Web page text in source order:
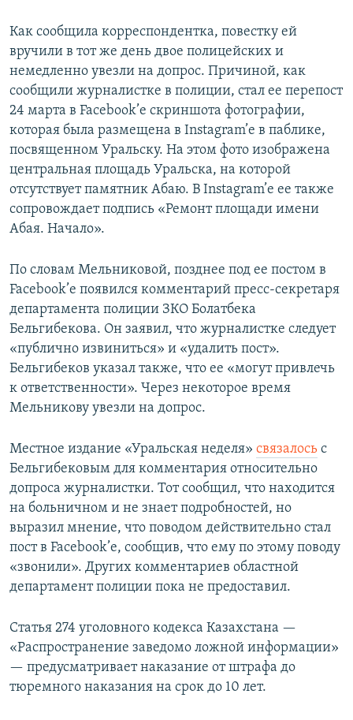
Как сообщила корреспондентка, повестку ей
вручили в тот же день двое полицейских и
немедленно увезли на допрос. Причиной, как
сообщили журналистке в полиции, стал ее перепост
24 марта в Facebook’е скриншота фотографии,
которая была размещена в Instagram’е в паблике,
посвященном Уральску. На этом фото изображена
центральная площадь Уральска, на которой
отсутствует памятник Абаю. В Instagram’е ее также
сопровождает подпись «Ремонт площади имени
Абая. Начало».
По словам Мельниковой, позднее под ее постом в
Facebook’е появился комментарий пресс-секретаря
департамента полиции ЗКО Болатбека
Бельгибекова. Он заявил, что журналистке следует
«публично извиниться» и «удалить пост».
Бельгибеков указал также, что ее «могут привлечь
к ответственности». Через некоторое время
Мельникову увезли на допрос.
Местное издание «Уральская неделя» связалось с
Бельгибековым для комментария относительно
допроса журналистки. Тот сообщил, что находится
на больничном и не знает подробностей, но
выразил мнение, что поводом действительно стал
пост в Facebook’е, сообщив, что ему по этому поводу
«звонили». Других комментариев областной
департамент полиции пока не предоставил.
Статья 274 уголовного кодекса Казахстана —
«Распространение заведомо ложной информации»
— предусматривает наказание от штрафа до
тюремного наказания на срок до 10 лет.